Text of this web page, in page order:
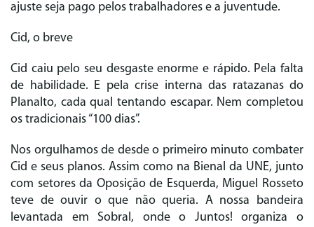
ajuste seja pago pelos trabalhadores e a juventude.
Cid, o breve
Cid caiu pelo seu desgaste enorme e rápido. Pela falta
de habilidade. E pela crise interna das ratazanas do
Planalto, cada qual tentando escapar. Nem completou
os tradicionais “100 dias”.
Nos orgulhamos de desde o primeiro minuto combater
Cid e seus planos. Assim como na Bienal da UNE, junto
com setores da Oposição de Esquerda, Miguel Rosseto
teve de ouvir o que não queria. A nossa bandeira
levantada em Sobral, onde o Juntos! organiza o